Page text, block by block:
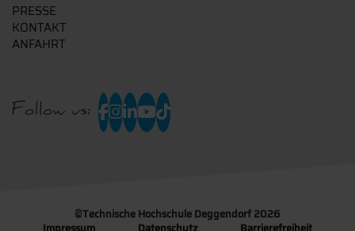
PRESSE
KONTAKT
ANFAHRT
Follow us:
©Technische Hochschule Deggendorf 2026